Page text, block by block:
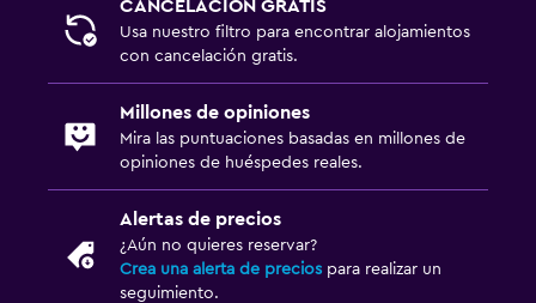
CANCELACIÓN GRATIS
Usa nuestro filtro para encontrar alojamientos
con cancelación gratis.
Millones de opiniones
Mira las puntuaciones basadas en millones de
opiniones de huéspedes reales.
Alertas de precios
¿Aún no quieres reservar?
Crea una alerta de precios para realizar un
seguimiento.